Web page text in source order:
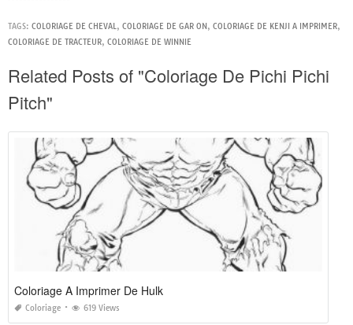
TAGS: COLORIAGE DE CHEVAL, COLORIAGE DE GAR ON , COLORIAGE DE KENJI A IMPRIMER,
COLORIAGE DE TRACTEUR, COLORIAGE DE WINNIE
Related Posts of "Coloriage De Pichi Pichi
Pitch"
Coloriage A Imprimer De Hulk
Coloriage 619 Views